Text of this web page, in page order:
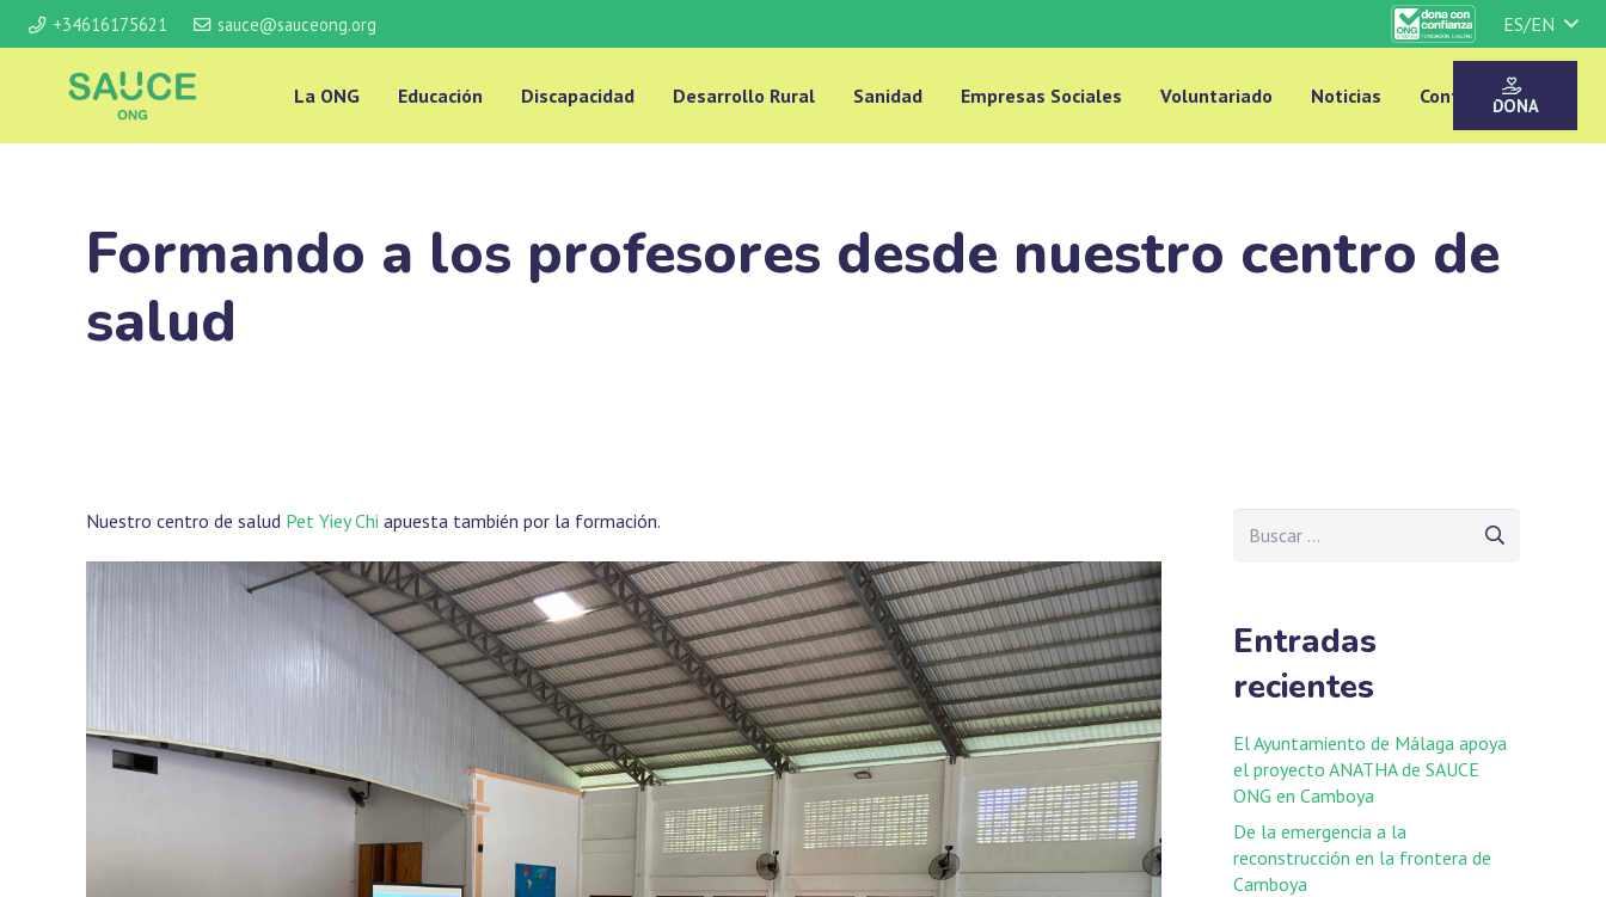
+34616175621 sauce@sauceong.org ES/EN
La ONG Educación Discapacidad Desarrollo Rural Sanidad Empresas Sociales Voluntariado Noticias ContactoDONA
Formando a los profesores desde nuestro centro de
salud
Nuestro centro de salud Pet Yiey Chi apuesta también por la formación.
Entradas
recientes
El Ayuntamiento de Málaga apoya
el proyecto ANATHA de SAUCE
ONG en Camboya
De la emergencia a la
reconstrucción en la frontera de
Camboya